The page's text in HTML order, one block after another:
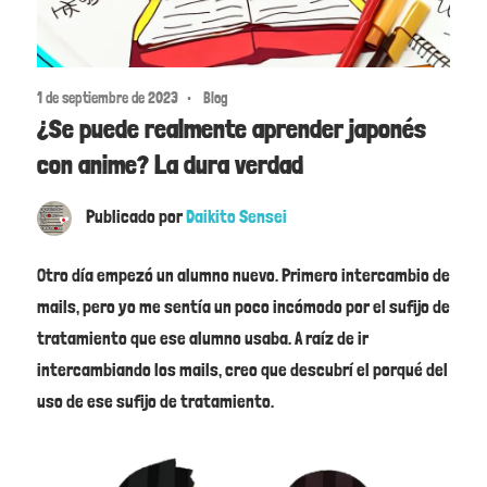
1 de septiembre de 2023 Blog
¿Se puede realmente aprender japonés
con anime? La dura verdad
Publicado porDaikito Sensei
Otro día empezó un alumno nuevo. Primero intercambio de
mails, pero yo me sentía un poco incómodo por el sufijo de
tratamiento que ese alumno usaba. A raíz de ir
intercambiando los mails, creo que descubrí el porqué del
uso de ese sufijo de tratamiento.